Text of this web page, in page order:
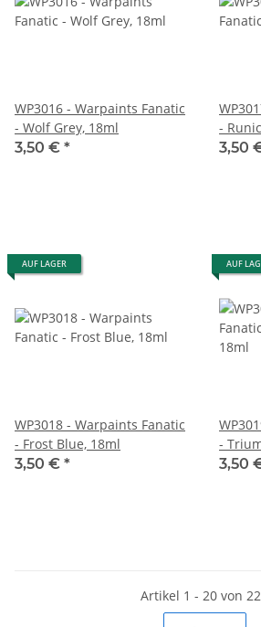
WP3016 - Warpaints Fanatic
- Wolf Grey, 18ml
3,50 € *
-
3,50
AUF LAGER
WP3018 - Warpaints Fanatic
- Frost Blue, 18ml
3,50 € *
AUF
-
3,50
Artikel 1 - 20 von